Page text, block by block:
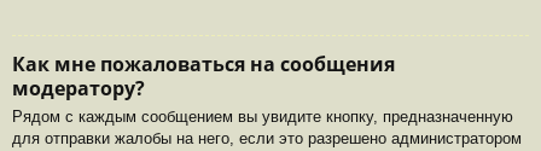
Как мне пожаловаться на сообщения
модератору?
Рядом с каждым сообщением вы увидите кнопку, предназначенную
для отправки жалобы на него, если это разрешено администратором